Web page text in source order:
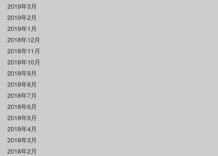
2019年3月
2019年2月
2019年1月
2018年12月
2018年11月
2018年10月
2018年9月
2018年8月
2018年7月
2018年6月
2018年5月
2018年4月
2018年3月
2018年2月